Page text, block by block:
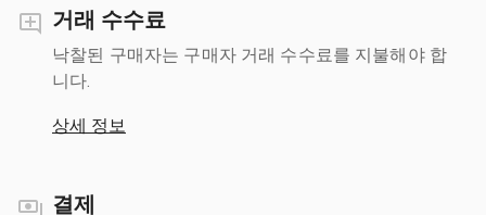
거래 수수료
낙찰된 구매자는 구매자 거래 수수료를 지불해야 합
니다.
상세 정보
결제